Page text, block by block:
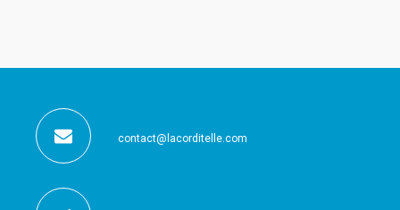
contact@lacorditelle.com